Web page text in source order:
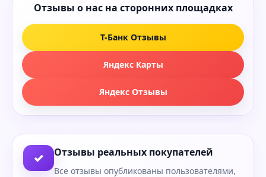
Отзывы о нас на сторонних площадках
Т-Банк Отзывы
Яндекс Карты
Яндекс Отзывы
✓ Отзывы реальных покупателей
Все отзывы опубликованы пользователями,